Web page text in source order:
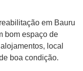
em Bauru
bom espaço de
local
boa condição.